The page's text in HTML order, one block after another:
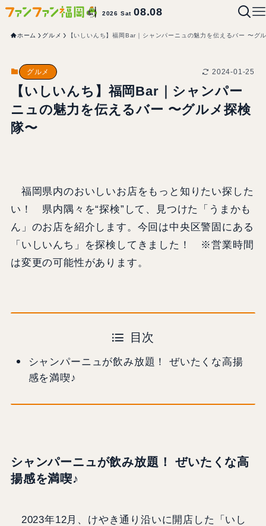
2026 Sat08.08
ホーム グルメ 【いしいんち】福岡Bar｜シャンパーニュの魅力を伝えるバー 〜グ
グルメ 2024-01-25
【いしいんち】福岡Bar｜シャンパー
ニュの魅力を伝えるバー 〜グルメ探検
隊〜
福岡県内のおいしいお店をもっと知りたい探した
い！ 県内隅々を“探検”して、見つけた「うまかも
ん」のお店を紹介します。今回は中央区警固にある
「いしいんち」を探検してきました！ ※営業時間
は変更の可能性があります。
目次
シャンパーニュが飲み放題！ ぜいたくな高揚
感を満喫♪
シャンパーニュが飲み放題！ ぜいたくな高
揚感を満喫♪
2023年12月、けやき通り沿いに開店した「いし